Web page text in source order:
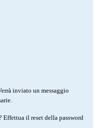
inviato un messaggio
Effettua il reset della password